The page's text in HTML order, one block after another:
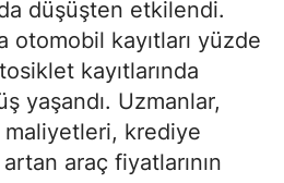
düşüşten etkilendi.
otomobil kayıtları yüzde
kayıtlarında
yaşandı. Uzmanlar,
krediye
araç fiyatlarının